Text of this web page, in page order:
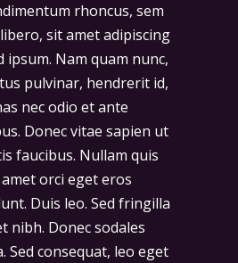
rhoncus, sem
sit amet adipiscing
ipsum. Nam quam nunc,
pulvinar, hendrerit id,
nec odio et ante
Donec vitae sapien ut
faucibus. Nullam quis
orci eget eros
Duis leo. Sed fringilla
nibh. Donec sodales
Sed consequat, leo eget